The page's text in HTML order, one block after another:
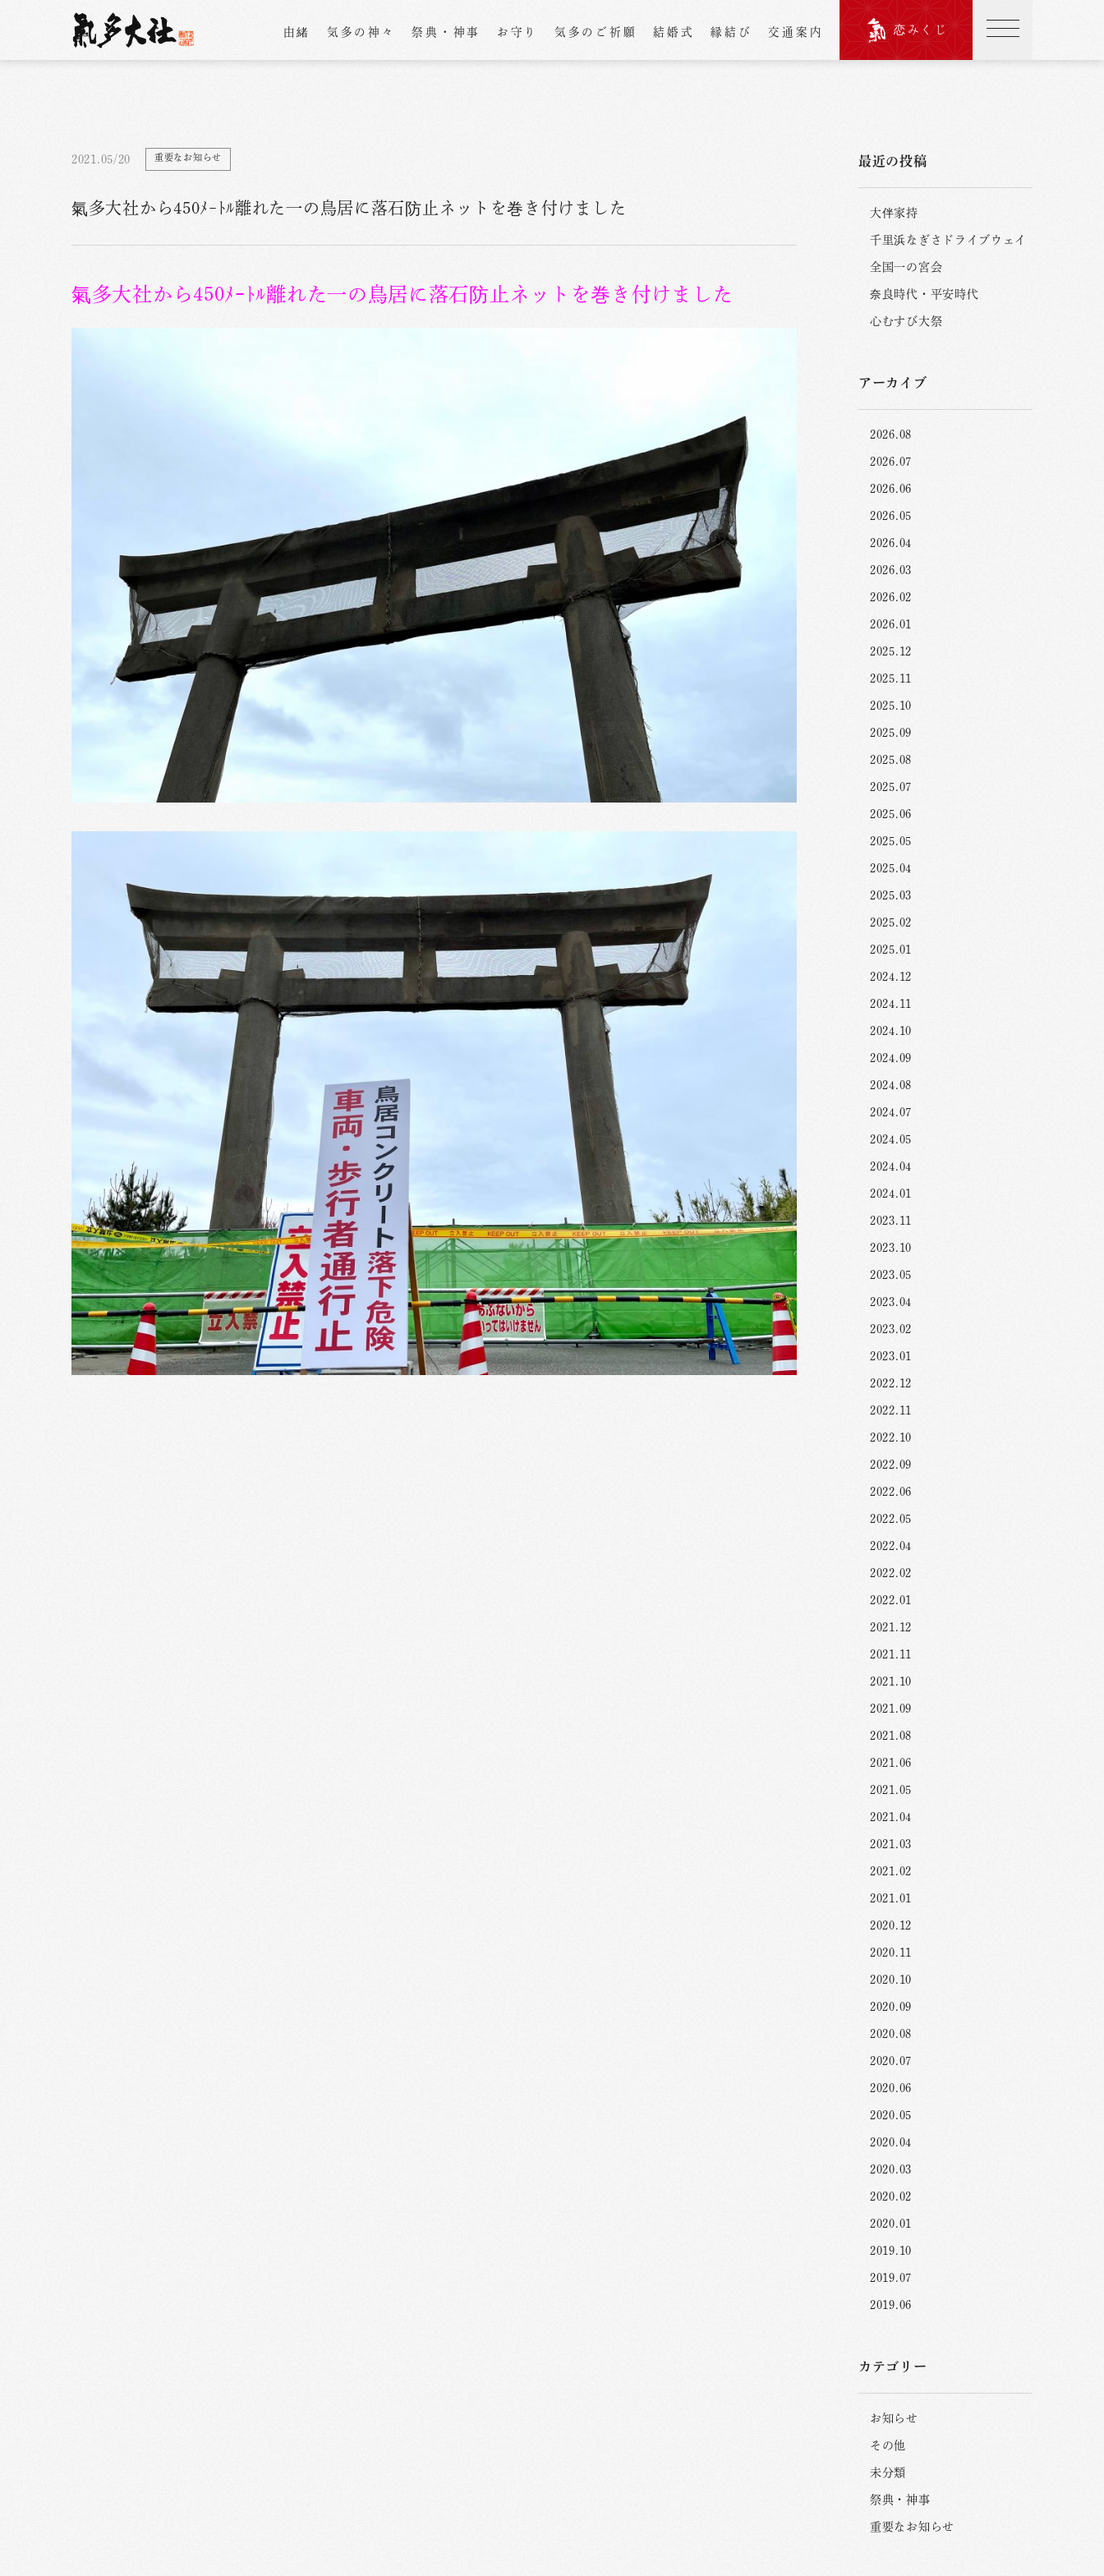
由緒 気多の神々 祭典・神事 お守り 気多のご祈願 結婚式 縁結び 交通案内 恋みくじ
2021.05/20 重要なお知らせ
氣多大社から450ﾒｰﾄﾙ離れた一の鳥居に落石防止ネットを巻き付けました
氣多大社から450ﾒｰﾄﾙ離れた一の鳥居に落石防止ネットを巻き付けました
最近の投稿
大伴家持
千里浜なぎさドライブウェイ
全国一の宮会
奈良時代・平安時代
心むすび大祭
アーカイブ
2026.08
2026.07
2026.06
2026.05
2026.04
2026.03
2026.02
2026.01
2025.12
2025.11
2025.10
2025.09
2025.08
2025.07
2025.06
2025.05
2025.04
2025.03
2025.02
2025.01
2024.12
2024.11
2024.10
2024.09
2024.08
2024.07
2024.05
2024.04
2024.01
2023.11
2023.10
2023.05
2023.04
2023.02
2023.01
2022.12
2022.11
2022.10
2022.09
2022.06
2022.05
2022.04
2022.02
2022.01
2021.12
2021.11
2021.10
2021.09
2021.08
2021.06
2021.05
2021.04
2021.03
2021.02
2021.01
2020.12
2020.11
2020.10
2020.09
2020.08
2020.07
2020.06
2020.05
2020.04
2020.03
2020.02
2020.01
2019.10
2019.07
2019.06
カテゴリー
お知らせ
その他
未分類
祭典・神事
重要なお知らせ